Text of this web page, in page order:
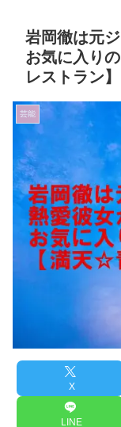
岩岡徹は元
お気に入り
レストラン】
芸能
X
LINE